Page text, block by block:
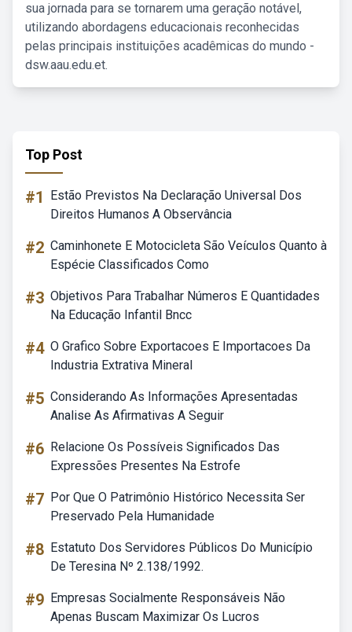
sua jornada para se tornarem uma geração notável,
utilizando abordagens educacionais reconhecidas
pelas principais instituições acadêmicas do mundo -
dsw.aau.edu.et.
Top Post
#1
Estão Previstos Na Declaração Universal Dos
Direitos Humanos A Observância
#2 Caminhonete E Motocicleta São Veículos Quanto à
Espécie Classificados Como
#3 Objetivos Para Trabalhar Números E Quantidades
Na Educação Infantil Bncc
#4 O Grafico Sobre Exportacoes E Importacoes Da
Industria Extrativa Mineral
#5 Considerando As Informações Apresentadas
Analise As Afirmativas A Seguir
#6 Relacione Os Possíveis Significados Das
Expressões Presentes Na Estrofe
#7 Por Que O Patrimônio Histórico Necessita Ser
Preservado Pela Humanidade
#8 Estatuto Dos Servidores Públicos Do Município
De Teresina Nº 2.138/1992.
#9 Empresas Socialmente Responsáveis Não
Apenas Buscam Maximizar Os Lucros